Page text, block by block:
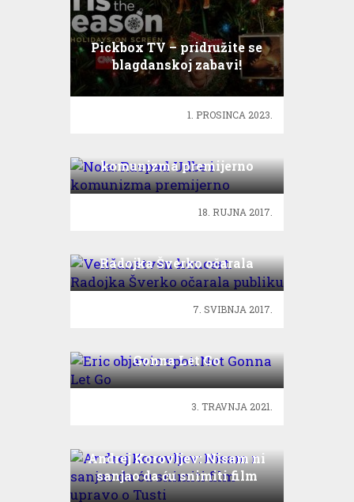
Pickbox TV – pridružite se
blagdanskoj zabavi!
1. PROSINCA 2023.
komunizma premijerno
18. RUJNA 2017.
Radojka Šverko očarala
publiku
7. SVIBNJA 2017.
Gonna Let Go
3. TRAVNJA 2021.
Andrej Korovljev: Nisam ni
sanjao da ću snimiti film
upravo o Tusti